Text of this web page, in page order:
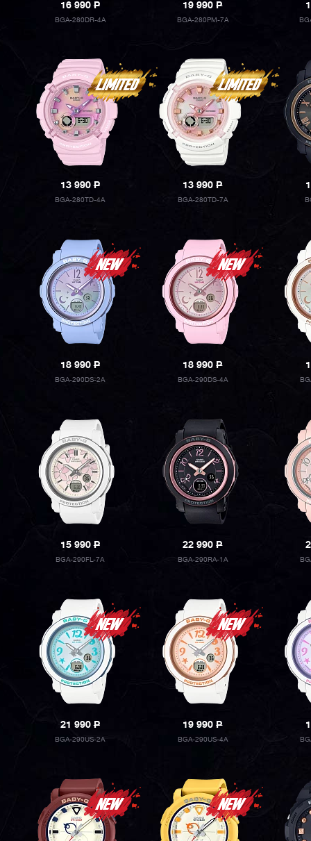
16 990P
BGA-280DR-4A
19 990P
BGA-280PM-7A
13 990P
BGA-280TD-4A
13 990P
BGA-280TD-7A
18 990P
BGA-290DS-2A
18 990P
BGA-290DS-4A
15 990P
BGA-290FL-7A
22 990P
BGA-290RA-1A
21 990P
BGA-290US-2A
19 990P
BGA-290US-4A